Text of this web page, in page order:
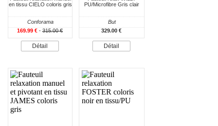
en tissu CIELO coloris gris
Conforama
169.99 € - 315.00 €
Détail
PU/Microfibre Gris clair
But
329.00 €
Détail